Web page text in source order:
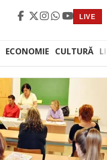
LIVE
ECONOMIE CULTURĂ